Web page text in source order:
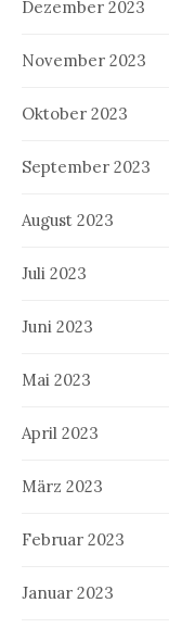
Dezember 2023
November 2023
Oktober 2023
September 2023
August 2023
Juli 2023
Juni 2023
Mai 2023
April 2023
März 2023
Februar 2023
Januar 2023